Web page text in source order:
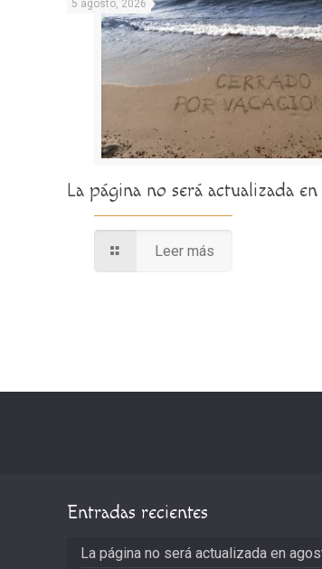
5 agosto, 2026
La página no será actualizada
Leer más
Entradas recientes
La página no será actualizada en